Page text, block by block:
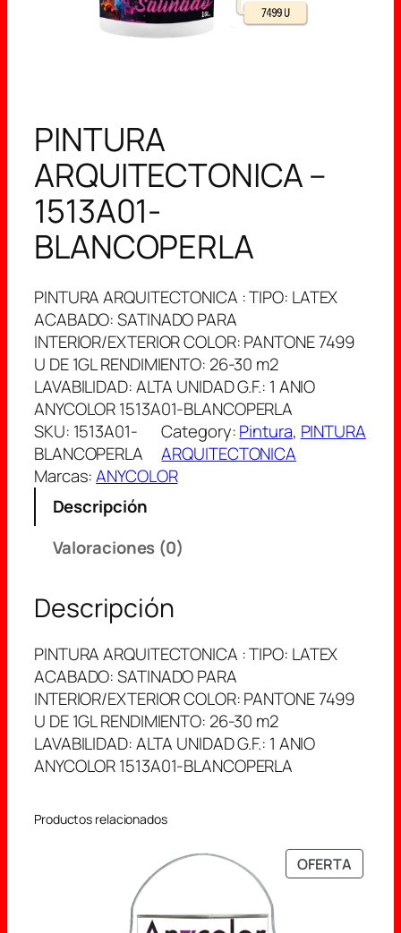
PINTURA
ARQUITECTONICA –
1513A01-
BLANCOPERLA
PINTURA ARQUITECTONICA : TIPO: LATEX
ACABADO: SATINADO PARA
INTERIOR/EXTERIOR COLOR: PANTONE 7499
U DE 1GL RENDIMIENTO: 26-30 m2
LAVABILIDAD: ALTA UNIDAD G.F.: 1 ANIO
ANYCOLOR 1513A01-BLANCOPERLA
SKU: 1513A01-
BLANCOPERLA
Category:Pintura, PINTURA
ARQUITECTONICA
Marcas:ANYCOLOR
Descripción
Valoraciones (0)
Descripción
PINTURA ARQUITECTONICA : TIPO: LATEX
ACABADO: SATINADO PARA
INTERIOR/EXTERIOR COLOR: PANTONE 7499
U DE 1GL RENDIMIENTO: 26-30 m2
LAVABILIDAD: ALTA UNIDAD G.F.: 1 ANIO
ANYCOLOR 1513A01-BLANCOPERLA
Productos relacionados
OFERTA
EN